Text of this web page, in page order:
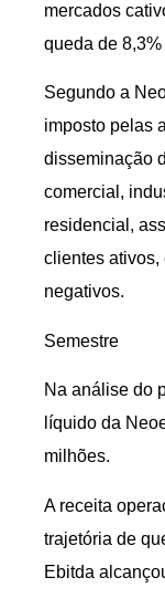
mercados
queda de
Segundo a
imposto pelas
disseminação
comercial,
residencial,
clientes ativos,
negativos.
Semestre
Na análise do
líquido da
milhões.
A receita
trajetória de
Ebitda